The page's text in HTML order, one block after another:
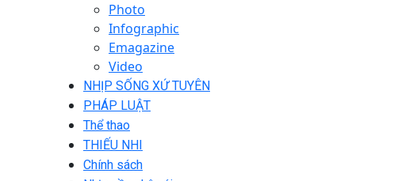
Photo
Infographic
Emagazine
Video
NHỊP SỐNG XỨ TUYÊN
PHÁP LUẬT
Thể thao
THIẾU NHI
Chính sách